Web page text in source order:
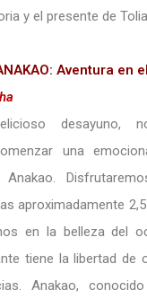
y el presente de
Aventura en
desayuno,
una
Anakao.
aproximadamente
en la belleza del
tiene la libertad de
Anakao,